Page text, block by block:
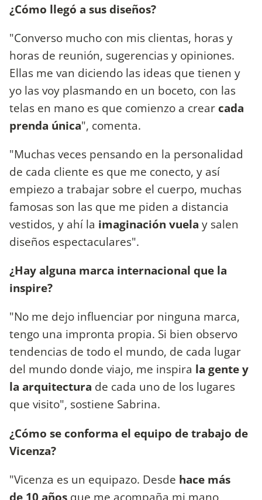
¿Cómo llegó a sus diseños?
"Converso mucho con mis clientas, horas y
horas de reunión, sugerencias y opiniones.
Ellas me van diciendo las ideas que tienen y
yo las voy plasmando en un boceto, con las
telas en mano es que comienzo a crear cada
prenda única", comenta.
"Muchas veces pensando en la personalidad
de cada cliente es que me conecto, y así
empiezo a trabajar sobre el cuerpo, muchas
famosas son las que me piden a distancia
vestidos, y ahí la imaginación vuela y salen
diseños espectaculares".
¿Hay alguna marca internacional que la
inspire?
"No me dejo influenciar por ninguna marca,
tengo una impronta propia. Si bien observo
tendencias de todo el mundo, de cada lugar
del mundo donde viajo, me inspira la gente y
la arquitectura de cada uno de los lugares
que visito", sostiene Sabrina.
¿Cómo se conforma el equipo de trabajo de
Vicenza?
"Vicenza es un equipazo. Desde hace más
de 10 años que me acompaña mi mano